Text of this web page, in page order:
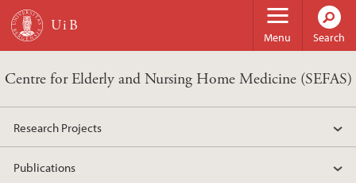
Skip to main content
Menu Search
Centre for Elderly and Nursing Home Medicine (SEFAS)
Research Projects
Publications